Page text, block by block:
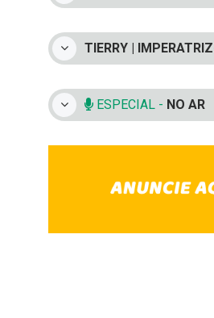
TIERRY |
ESPECIAL - NO AR